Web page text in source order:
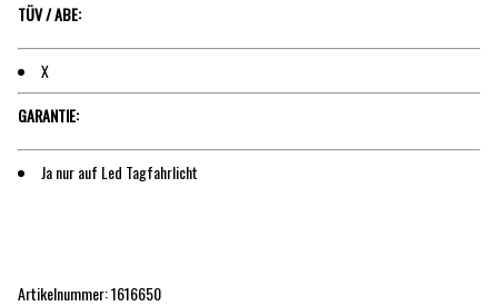
TÜV / ABE:
X
GARANTIE:
Ja nur auf Led Tagfahrlicht
Artikelnummer: 1616650